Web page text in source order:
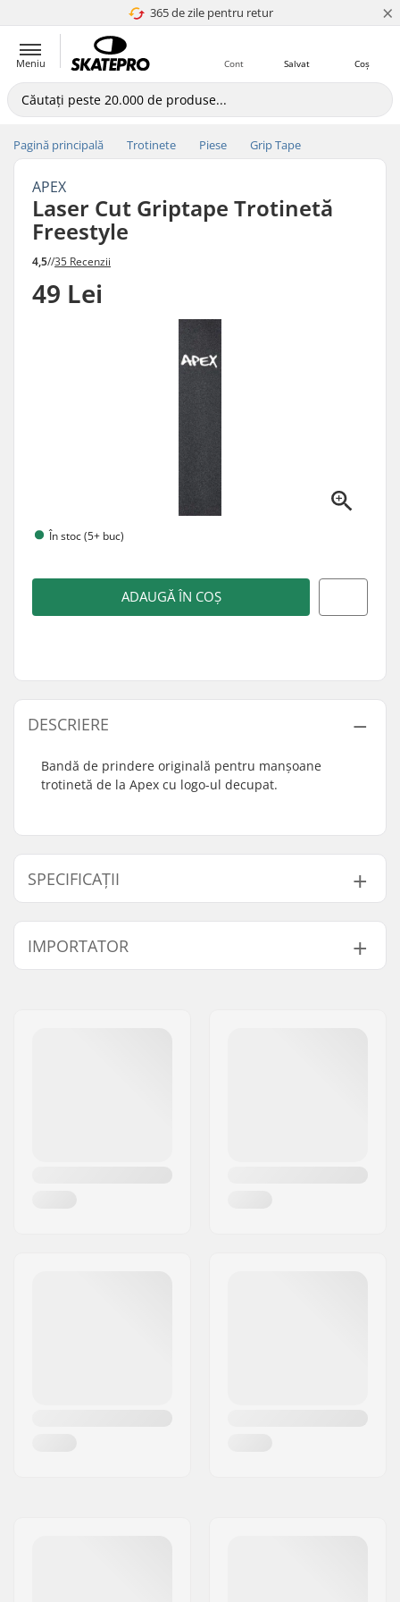
365 de zile pentru retur
4.8 a 5 ×
Meniu Coș
Salvat
Cont
Pagină principală Trotinete Piese Grip Tape
APEX
Laser Cut Griptape Trotinetă
Freestyle
4,5//35 Recenzii
49 Lei
În stoc (5+ buc)
ADAUGĂ ÎN COȘ
DESCRIERE
Bandă de prindere originală pentru manșoane
trotinetă de la Apex cu logo-ul decupat.
SPECIFICAȚII
Lungime:
53.3cm (21")
Lățime:
IMPORTATOR